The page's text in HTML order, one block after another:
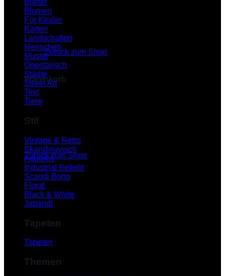
Es befinden sich keine Produkte im Warenkorb.
Zurück zum Shop
Warenkorb
Es befinden sich keine Produkte im Warenkorb.
Zurück zum Shop
Blätter
Blumen
Für Kinder
Karten
Landschaften
Menschen
Muster
Orientalisch
Städte
Street Art
Text
Tiere
Stil
Vintage & Retro
Skandinavisch
Aquarell
Industrial
Scandi Boho
Floral
Black & White
Japandi
Tapeten
Tapeten
Themen